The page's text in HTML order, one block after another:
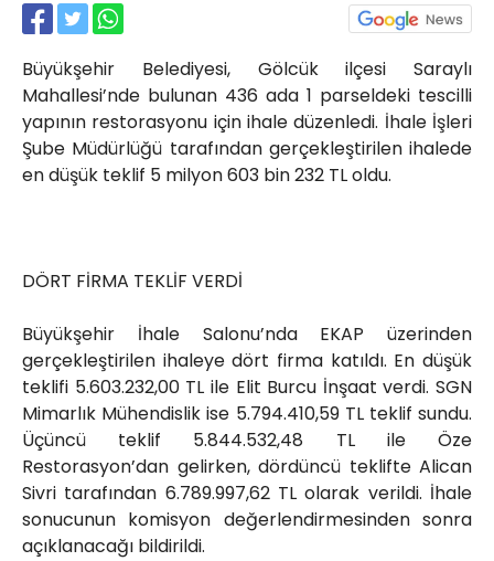
Büyükşehir Belediyesi, Gölcük ilçesi Saraylı
Mahallesi’nde bulunan 436 ada 1 parseldeki tescilli
yapının restorasyonu için ihale düzenledi. İhale İşleri
Şube Müdürlüğü tarafından gerçekleştirilen ihalede
en düşük teklif 5 milyon 603 bin 232 TL oldu.
DÖRT FİRMA TEKLİF VERDİ
Büyükşehir İhale Salonu’nda EKAP üzerinden
gerçekleştirilen ihaleye dört firma katıldı. En düşük
teklifi 5.603.232,00 TL ile Elit Burcu İnşaat verdi. SGN
Mimarlık Mühendislik ise 5.794.410,59 TL teklif sundu.
Üçüncü teklif 5.844.532,48 TL ile Öze
Restorasyon’dan gelirken, dördüncü teklifte Alican
Sivri tarafından 6.789.997,62 TL olarak verildi. İhale
sonucunun komisyon değerlendirmesinden sonra
açıklanacağı bildirildi.
Akkavaklar Caddesi No:17/4 İzmit-
KOCAELİ
kocaelisokak@gmail.com